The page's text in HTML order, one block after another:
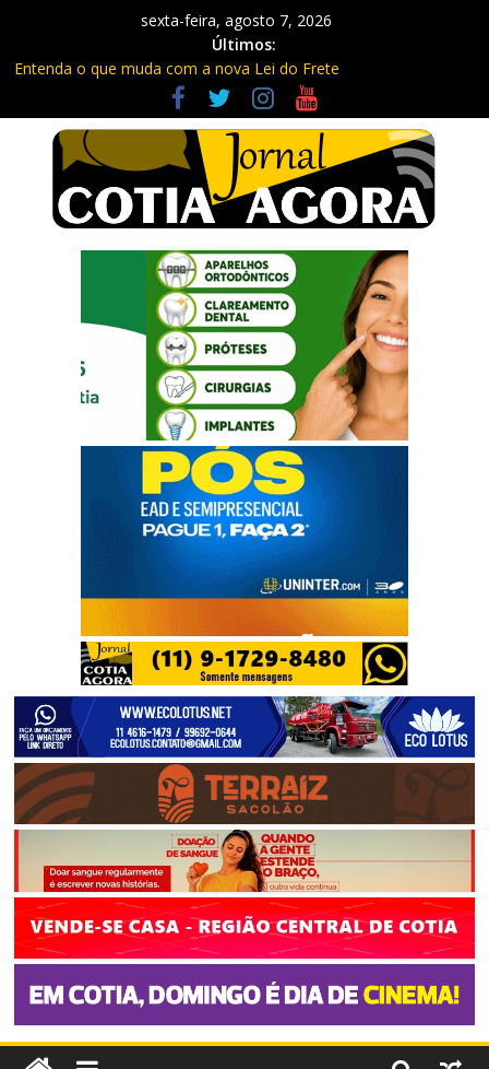
sexta-feira, agosto 7, 2026
Últimos:
Entenda o que muda com a nova Lei do Frete
Divulgado calendário do Vestibular das Fatecs para primeiro
semestre de 2027
Projeto proíbe venda de cigarro eletrônico para nascidos a partir
de 2009
Aposentadoria com idade mínima de 67 anos? Isso é FALSO!
Ainda dá tempo para se inscrever no EJA – Educação de Jovens e